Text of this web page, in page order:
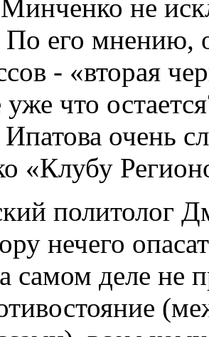
не
По его мнению,
- «вторая
что
Ипатова очень
«Клубу
политолог
нечего
самом деле не